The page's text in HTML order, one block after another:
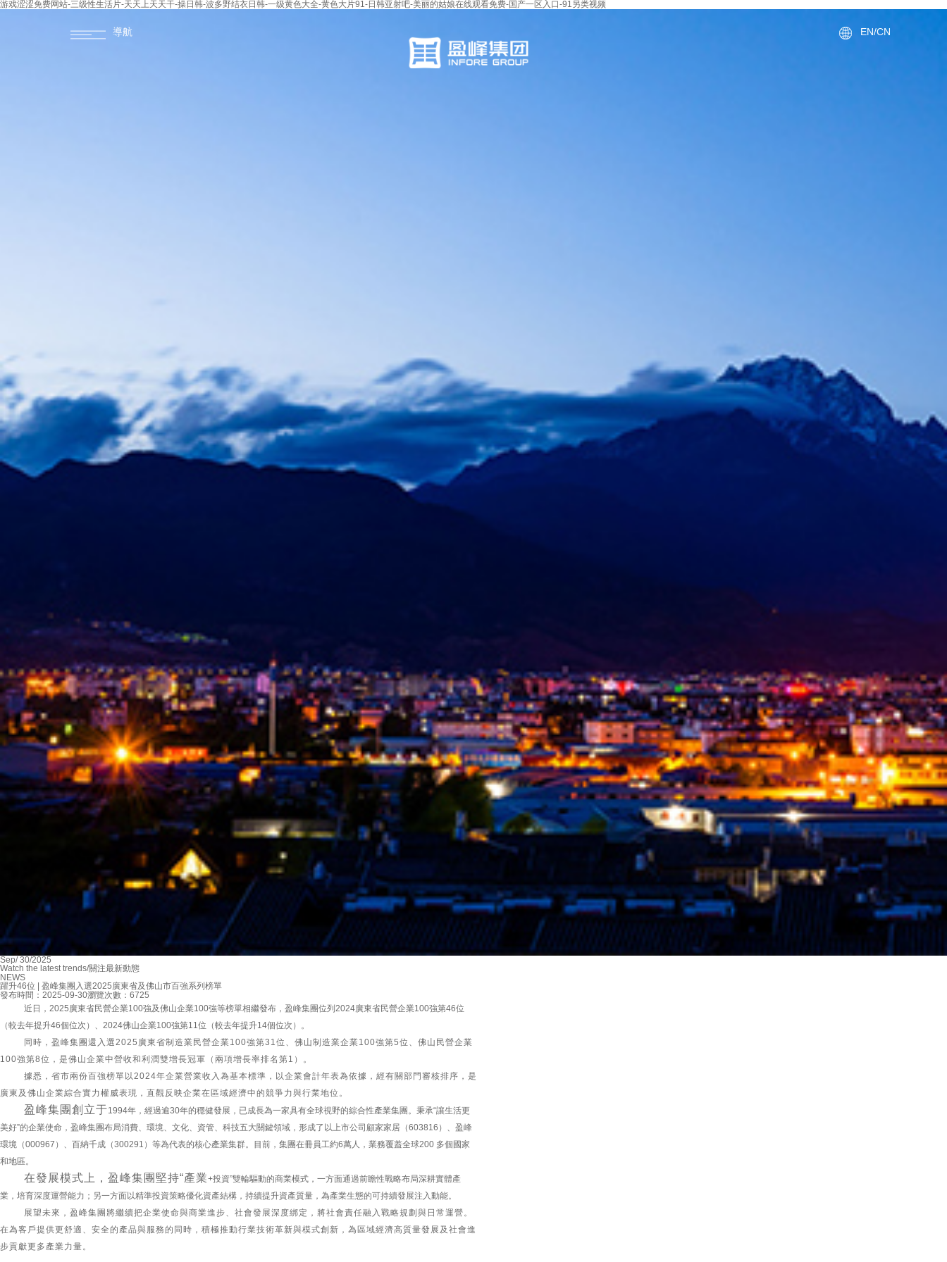
游戏涩涩免费网站-三级性生活片-天天上天天干-操日韩-波多野结衣日韩-一级黄色大全-黄色大片91-日韩亚射吧-美丽的姑娘在线观看免费-国产一区入口-91另类视频
EN/CN
導航
Sep/ 30/2025
Watch the latest trends/關注最新動態
NEWS
躍升46位 | 盈峰集團入選2025廣東省及佛山市百強系列榜單
發布時間：2025-09-30瀏覽次數：6725
近日， 2025廣東省民營企業100強及佛山企業100強等榜單相繼發布，盈峰集團位列 2024廣東省民營企業100強第46位
（較去年提升46個位次）、 2024佛山企業100強第11位（較去年提升14個位次）。
同時，盈峰集團還入選2025廣東省制造業民營企業100強第31位、佛山制造業企業100強第5位、佛山民營企業
100強第8位，是佛山企業中營收和利潤雙增長冠軍（兩項增長率排名第1）。
據悉，省市兩份百強榜單以2024年企業營業收入為基本標準，以企業會計年表為依據，經有關部門審核排序，是
廣東及佛山企業綜合實力權威表現，直觀反映企業在區域經濟中的競爭力與行業地位。
盈峰集團創立于1994年，經過逾30年的穩健發展，已成長為一家具有全球視野的綜合性產業集團。秉承“讓生活更
美好”的企業使命，盈峰集團布局消費、環境、文化、資管、科技五大關鍵領域，形成了以上市公司顧家家居（603816）、盈峰
環境（000967）、百納千成（300291）等為代表的核心產業集群。目前，集團在冊員工約6萬人，業務覆蓋全球200 多個國家
和地區。
在發展模式上，盈峰集團堅持“產業+投資”雙輪驅動的商業模式，一方面通過前瞻性戰略布局深耕實體產
業，培育深度運營能力；另一方面以精準投資策略優化資產結構，持續提升資產質量，為產業生態的可持續發展注入動能。
展望未來，盈峰集團將繼續把企業使命與商業進步、社會發展深度綁定，將社會責任融入戰略規劃與日常運營。
在為客戶提供更舒適、安全的產品與服務的同時，積極推動行業技術革新與模式創新，為區域經濟高質量發展及社會進
步貢獻更多產業力量。